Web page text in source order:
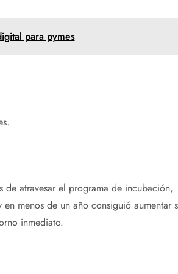
para pymes
de atravesar el programa de incubación,
menos de un año consiguió aumentar
inmediato.